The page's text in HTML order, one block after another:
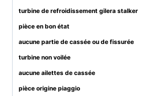
turbine de refroidissement gilera stalker
pièce en bon état
aucune partie de cassée ou de fissurée
turbine non voilée
aucune ailettes de cassée
pièce origine piaggio